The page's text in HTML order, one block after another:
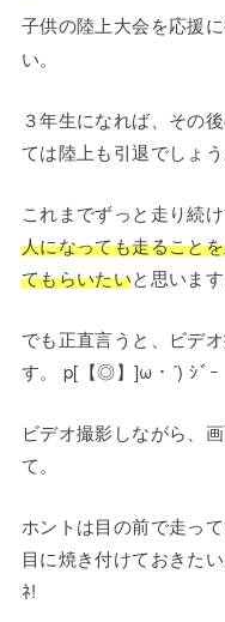
子供の陸上大会を応援
い。
３年生になれば、その
ては陸上も引退でしょ
これまでずっと走り続
人になっても走ること
てもらいたいと思います
でも正直言うと、ビデ
す。 p[【◎】]ω・´) ｼﾞｰ
ビデオ撮影しながら、
て。
ホントは目の前で走っ
目に焼き付けておきた
ﾈ!